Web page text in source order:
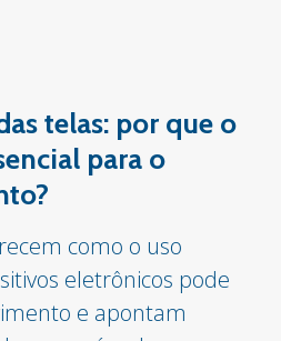
telas: por que o
para o
como o uso
eletrônicos pode
e apontam